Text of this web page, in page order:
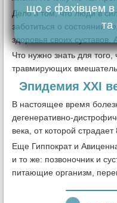
Дело в том, что люди в
заботиться о состоянии
здоровья своих
Что нужно знать для
травмирующих
Эпидемия ХХI
В настоящее время
дегенеративно-
века, от которой
Еще Гиппократ и
и то же: позвоночник и
питающие организм,
що є фахівцем в
та